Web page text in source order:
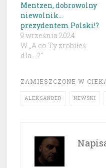
Mentzen, dobrowolny
niewolnik…
prezydentem Polski!?
9 września 2024
W „A co Ty zrobiłeś
dla... ?"
ZAMIESZCZONE W
ALEKSANDER NEWSKI